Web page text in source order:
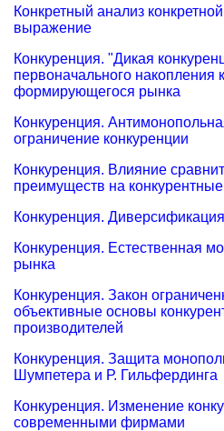
Конкретный анализ
выражение
Конкуренция. "Дикая
первоначального накопления
формирующегося рынка
Конкуренция.
ограничение конкуренции
Конкуренция. Влияние
преимуществ на
Конкуренция.
Конкуренция. Естественная
рынка
Конкуренция. Закон
объективные основы
производителей
Конкуренция. Защита
Шумпетера и Р. Гильфердинга
Конкуренция. Изменение
современными фирмами